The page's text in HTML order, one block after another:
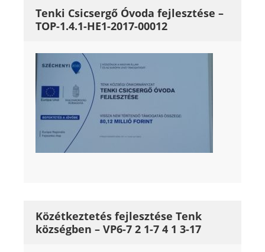
Tenki Csicsergő Óvoda fejlesztése –
TOP-1.4.1-HE1-2017-00012
Közétkeztetés fejlesztése Tenk
községben – VP6-7 2 1-7 4 1 3-17